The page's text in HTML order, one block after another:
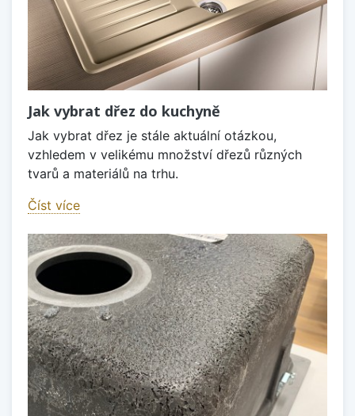
Jak vybrat dřez do kuchyně
Jak vybrat dřez je stále aktuální otázkou,
vzhledem v velikému množství dřezů různých
tvarů a materiálů na trhu.
Číst více